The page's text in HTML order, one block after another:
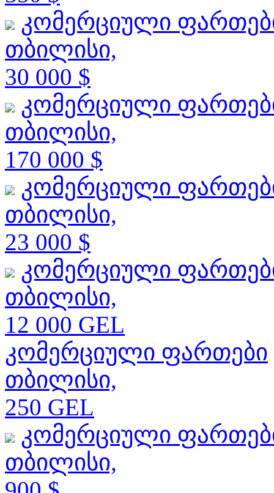
კომერციული
თბილისი,
30 000 $
კომერციული
თბილისი,
170 000 $
კომერციული
თბილისი,
23 000 $
კომერციული
თბილისი,
12 000 GEL
კომერციული ფართები
თბილისი,
250 GEL
კომერციული
თბილისი,